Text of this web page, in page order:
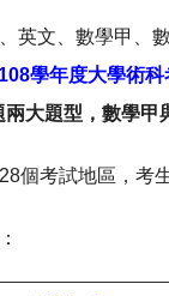
英文、數學甲、
學年度大學術科
大題型，數學甲
個考試地區，考